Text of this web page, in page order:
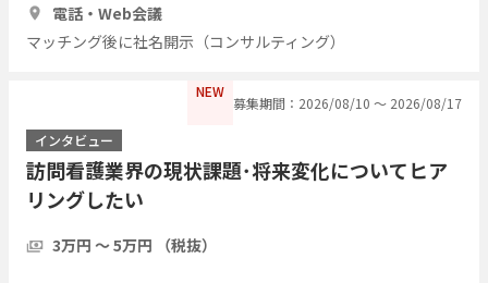
電話・Web会議
マッチング後に社名開示（コンサルティング）
NEW
募集期間：2026/08/10 〜 2026/08/17
インタビュー
訪問看護業界の現状課題･将来変化についてヒア
リングしたい
3万円 〜 5万円 （税抜）